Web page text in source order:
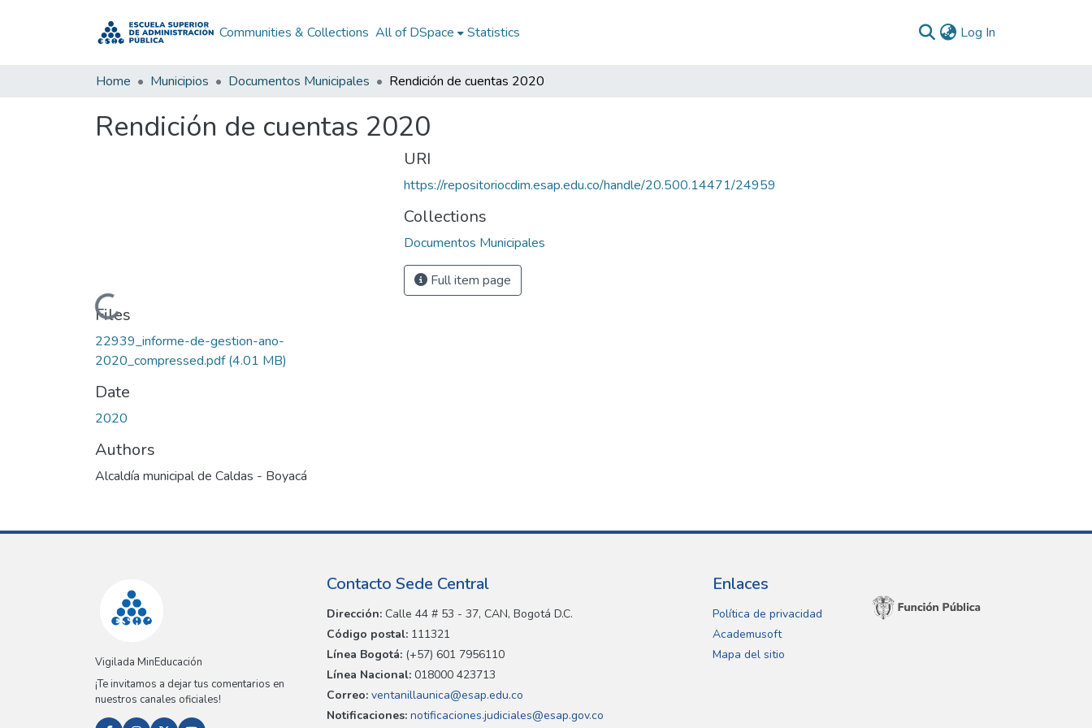
Communities & Collections All of DSpace Statistics Log In
Home Municipios Documentos Municipales Rendición de cuentas 2020
Rendición de cuentas 2020
Loading...
Files
22939_informe-de-gestion-ano-
2020_compressed.pdf(4.01 MB)
Date
2020
Authors
Alcaldía municipal de Caldas - Boyacá
URI
https://repositoriocdim.esap.edu.co/handle/20.500.14471/24959
Collections
Documentos Municipales
Full item page
Vigilada MinEducación
¡Te invitamos a dejar tus comentarios en
nuestros canales oficiales!
Contacto Sede Central
Dirección: Calle 44 # 53 - 37, CAN, Bogotá D.C.
Código postal: 111321
Línea Bogotá: (+57) 601 7956110
Línea Nacional: 018000 423713
Correo: ventanillaunica@esap.edu.co
Notificaciones: notificaciones.judiciales@esap.gov.co
Enlaces
Política de privacidad
Academusoft
Mapa del sitio